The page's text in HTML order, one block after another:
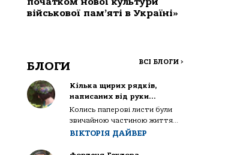
військової пам’яті в Україні»
БЛОГИ ВСІ БЛОГИ >
Кілька щирих рядків,
написаних від руки…
Колись паперові листи були
звичайною частиною життя...
ВІКТОРІЯ ДАЙВЕР